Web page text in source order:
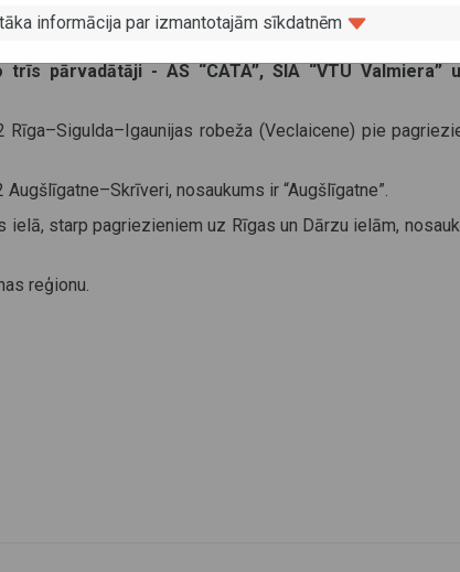
autobusu pieturu nosaukumi Līgatnes apkaimē.
pārvadātāji - AS “CATA”, SIA “VTU Valmiera”
robeža (Veclaicene) pie
nosaukums ir “Augšlīgatne”.
ielā, starp pagriezieniem uz Rīgas un Dārzu ielām,
reģionu.
informācija par izmantotajām sīkdatnēm